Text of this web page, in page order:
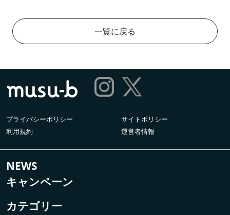
一覧に戻る
プライバシーポリシー
サイトポリシー
利用規約
運営者情報
NEWS
キャンペーン
カテゴリー